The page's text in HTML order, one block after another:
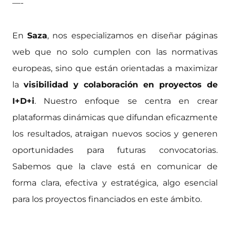
—-
EnSaza, nos especializamos en diseñar páginas
web que no solo cumplen con las normativas
europeas, sino que están orientadas a maximizar
la visibilidad y colaboración en proyectos de
I+D+i. Nuestro enfoque se centra en crear
plataformas dinámicas que difundan eficazmente
los resultados, atraigan nuevos socios y generen
oportunidades para futuras convocatorias.
Sabemos que la clave está en comunicar de
forma clara, efectiva y estratégica, algo esencial
para los proyectos financiados en este ámbito.